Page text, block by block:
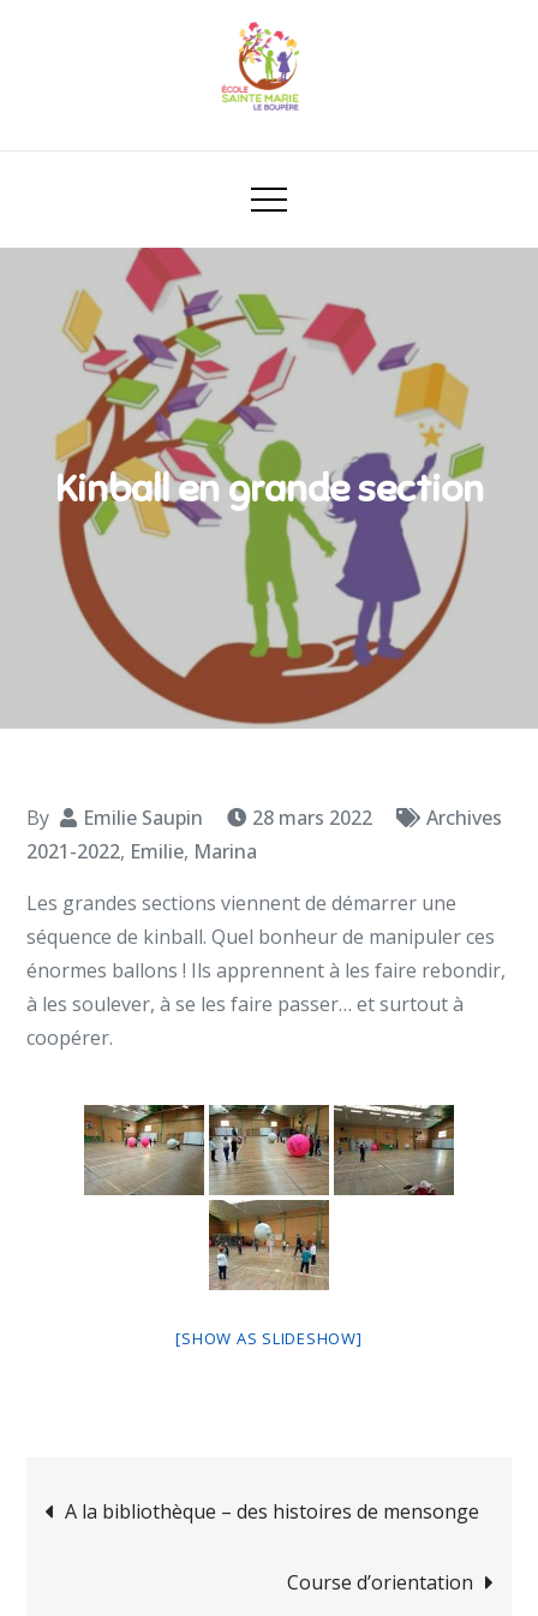
Kinball en grande section
By Emilie Saupin 28 mars 2022
Archives
2021-2022, Emilie, Marina
Les grandes sections viennent de démarrer une
séquence de kinball. Quel bonheur de manipuler ces
énormes ballons ! Ils apprennent à les faire rebondir,
à les soulever, à se les faire passer… et surtout à
coopérer.
[SHOW AS SLIDESHOW]
A la bibliothèque – des histoires de mensonge
Course d’orientation